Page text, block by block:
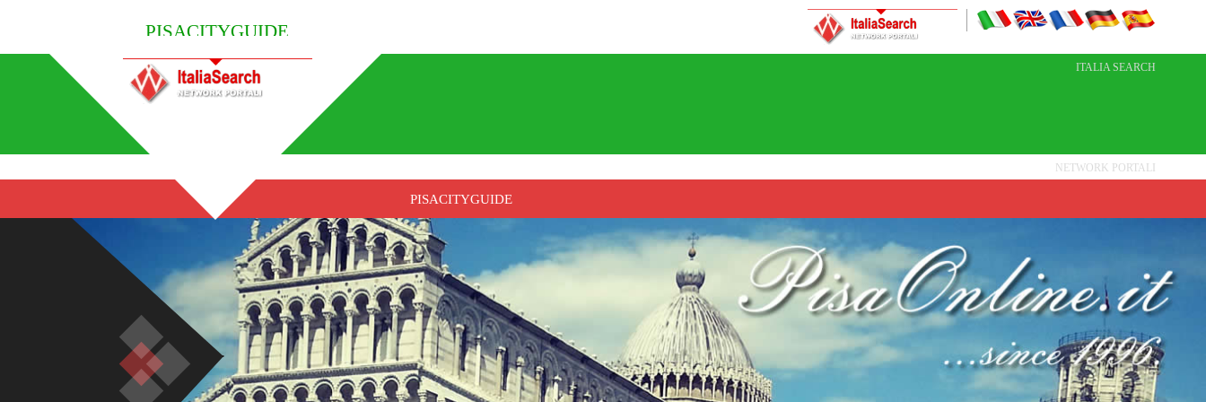
PISACITYGUIDE
ITALIA SEARCH
NETWORK PORTALI
PISACITYGUIDE